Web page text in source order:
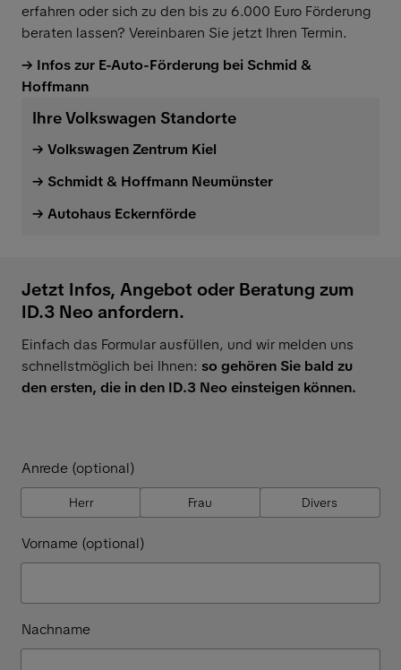
erfahren oder sich zu den bis zu 6.000 Euro Förderung
beraten lassen? Vereinbaren Sie jetzt Ihren Termin.
Infos zur E-Auto-Förderung bei Schmid &
Hoffmann
Ihre Volkswagen Standorte
Volkswagen Zentrum Kiel
Schmidt & Hoffmann Neumünster
Autohaus Eckernförde
Jetzt Infos, Angebot oder Beratung zum
ID.3 Neo anfordern.
Einfach das Formular ausfüllen, und wir melden uns
schnellstmöglich bei Ihnen: so gehören Sie bald zu
den ersten, die in den ID.3 Neo einsteigen können.
Anrede (optional)
Herr Frau Divers
Vorname (optional)
Nachname